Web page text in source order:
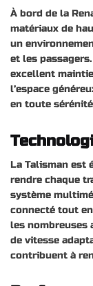
À bord de la
matériaux de
un
et les
excellent
l’espace
en toute
La Talisman est
rendre chaque
système
connecté tout
les nombreuses
de vitesse
contribuent à